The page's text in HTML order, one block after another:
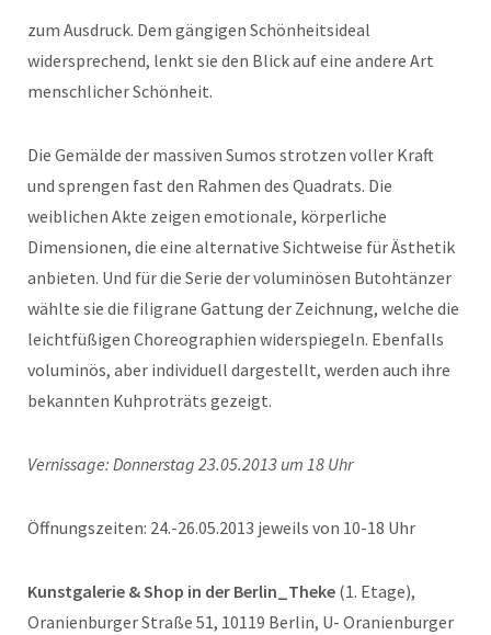
zum Ausdruck. Dem gängigen Schönheitsideal
widersprechend, lenkt sie den Blick auf eine andere Art
menschlicher Schönheit.
Die Gemälde der massiven Sumos strotzen voller Kraft
und sprengen fast den Rahmen des Quadrats. Die
weiblichen Akte zeigen emotionale, körperliche
Dimensionen, die eine alternative Sichtweise für Ästhetik
anbieten. Und für die Serie der voluminösen Butohtänzer
wählte sie die filigrane Gattung der Zeichnung, welche die
leichtfüßigen Choreographien widerspiegeln. Ebenfalls
voluminös, aber individuell dargestellt, werden auch ihre
bekannten Kuhproträts gezeigt.
Vernissage: Donnerstag 23.05.2013 um 18 Uhr
Öffnungszeiten: 24.-26.05.2013 jeweils von 10-18 Uhr
Kunstgalerie & Shop in der Berlin_Theke (1. Etage),
Oranienburger Straße 51, 10119 Berlin, U- Oranienburger